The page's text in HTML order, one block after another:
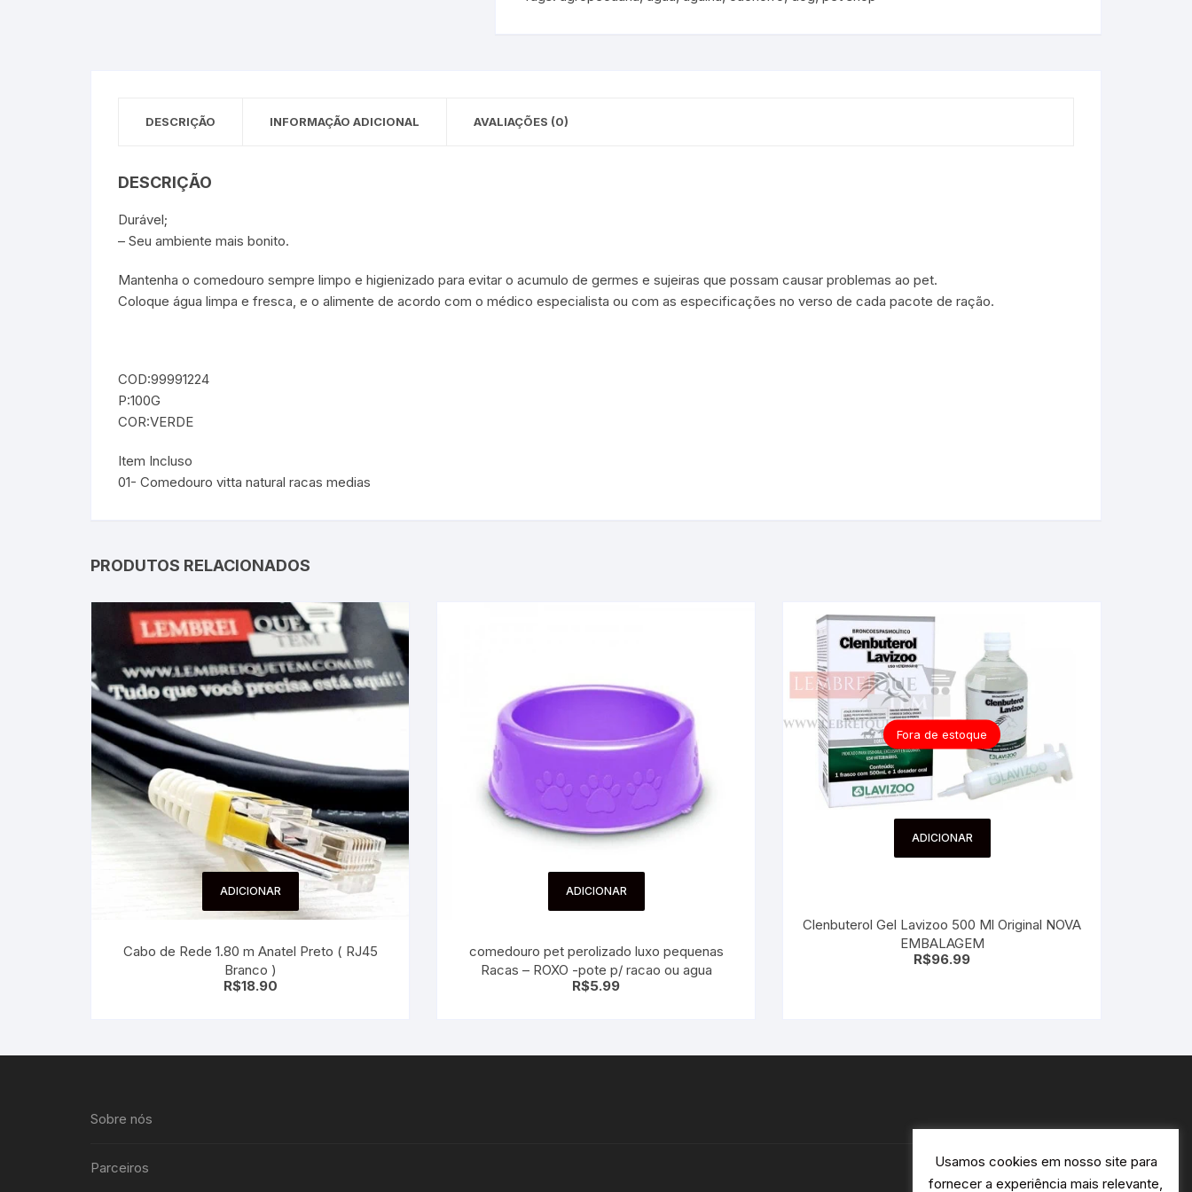
DESCRIÇÃO INFORMAÇÃO ADICIONAL AVALIAÇÕES (0)
DESCRIÇÃO
Durável;
– Seu ambiente mais bonito.
Mantenha o comedouro sempre limpo e higienizado para evitar o acumulo de germes e sujeiras que possam causar problemas ao pet.
Coloque água limpa e fresca, e o alimente de acordo com o médico especialista ou com as especificações no verso de cada pacote de ração.
COD:99991224
P:100G
COR:VERDE
Item Incluso
01- Comedouro vitta natural racas medias
PRODUTOS RELACIONADOS
ADICIONAR
Cabo de Rede 1.80 m Anatel Preto ( RJ45
Branco )
R$18.90
ADICIONAR
comedouro pet perolizado luxo pequenas
Racas – ROXO -pote p/ racao ou agua
R$5.99
Fora de estoque
ADICIONAR
Clenbuterol Gel Lavizoo 500 Ml Original NOVA
EMBALAGEM
R$96.99
Sobre nós
Parceiros
Usamos cookies em nosso site para
fornecer a experiência mais relevante,